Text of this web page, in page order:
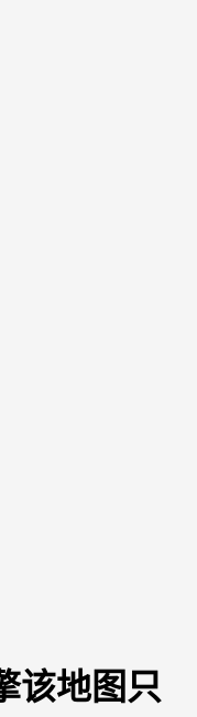
该地图只